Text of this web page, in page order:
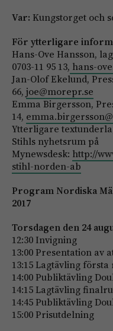
Var: Kungstorget och
För ytterligare
Hans-Ove Hansson,
0703-11 95 13, hans-
Jan-Olof Ekelund,
66, joe@morepr.se
Emma Birgersson,
14,
Ytterligare
Stihls nyhetsrum på
Mynewsdesk: http://
stihl-norden-ab
Program Nordiska
2017
Torsdagen den 24
12:30 Invigning
13:00 Presentation av
13:15 Lagtävling
14:00 Publiktävling
14:15 Lagtävling
14:45 Publiktävling
15:00 Prisutdelning